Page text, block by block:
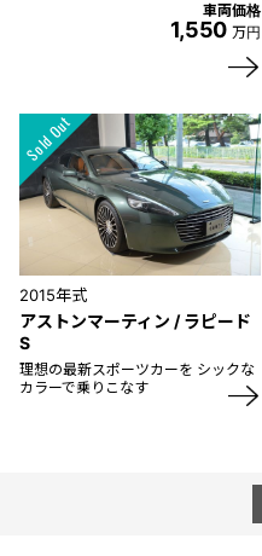
車両価格
1,550 万円
2015年式
アストンマーティン / ラピード
S
理想の最新スポーツカーを シックな
カラーで乗りこなす